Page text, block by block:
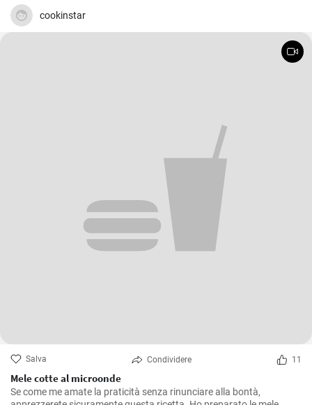
cookinstar
Salva Condividere 11
Mele cotte al microonde
Se come me amate la praticità senza rinunciare alla bontà,